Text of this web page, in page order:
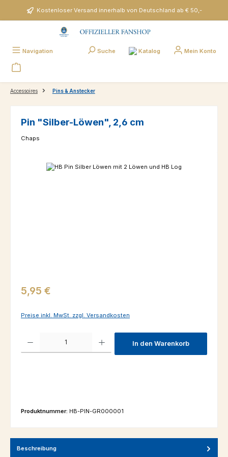
Zum Hauptinhalt springenKostenloser Versand innerhalb von Deutschland ab € 50,-
Navigation Suche Katalog Mein Konto
Accessoires Pins & Anstecker
Pin "Silber-Löwen", 2,6 cm
Chaps
Bildergalerie überspringen
Regulärer Preis:
5,95 €
Preise inkl. MwSt. zzgl. Versandkosten
Produkt Anzahl: Gib den gewünschten Wert ein oder benutze die
In den Warenkorb
Produktnummer: HB-PIN-GR000001
Beschreibung